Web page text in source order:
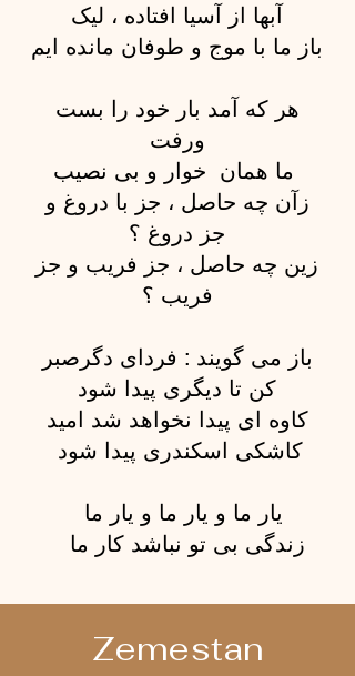
آبها از آسیا افتاده ، لیک
باز ما با موج و طوفان مانده ایم
هر که آمد بار خود را بست
ورفت
زآن چه حاصل ، جز با دروغ و
جز دروغ ؟
زین چه حاصل ، جز فریب و جز
فریب ؟
باز می گویند : فردای دگرصبر
کن تا دیگری پیدا شود
کاوه ای پیدا نخواهد شد امید
کاشکی اسکندری پیدا شود
یار ما و یار ما و یار ما
زندگی بی تو نباشد کار ما
Zemestan